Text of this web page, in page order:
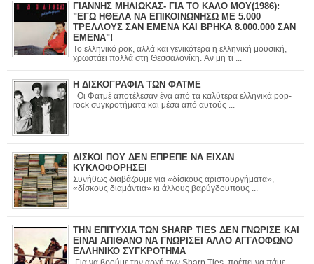
ΓΙΑΝΝΗΣ ΜΗΛΙΩΚΑΣ- ΓΙΑ ΤΟ ΚΑΛΟ ΜΟΥ(1986):
"ΕΓΩ ΗΘΕΛΑ ΝΑ ΕΠΙΚΟΙΝΩΝΗΣΩ ΜΕ 5.000
ΤΡΕΛΛΟΥΣ ΣΑΝ ΕΜΕΝΑ ΚΑΙ ΒΡΗΚΑ 8.000.000 ΣΑΝ
ΕΜΕΝΑ"!
Το ελληνικό ροκ, αλλά και γενικότερα η ελληνική μουσική,
χρωστάει πολλά στη Θεσσαλονίκη. Αν μη τι ...
Η ΔΙΣΚΟΓΡΑΦΙΑ ΤΩΝ ΦΑΤΜΕ
Οι Φατμέ αποτέλεσαν ένα από τα καλύτερα ελληνικά pop-
rock συγκροτήματα και μέσα από αυτούς ...
ΔΙΣΚΟΙ ΠΟΥ ΔΕΝ ΕΠΡΕΠΕ ΝΑ ΕΙΧΑΝ
ΚΥΚΛΟΦΟΡΗΣΕΙ
Συνήθως διαβάζουμε για «δίσκους αριστουργήματα»,
«δίσκους διαμάντια» κι άλλους βαρύγδουπους ...
ΤΗΝ ΕΠΙΤΥΧΙΑ ΤΩΝ SHARP TIES ΔΕΝ ΓΝΩΡΙΣΕ ΚΑΙ
ΕΙΝΑΙ ΑΠΙΘΑΝΟ ΝΑ ΓΝΩΡΙΣΕΙ ΑΛΛΟ ΑΓΓΛΟΦΩΝΟ
ΕΛΛΗΝΙΚΟ ΣΥΓΚΡΟΤΗΜΑ